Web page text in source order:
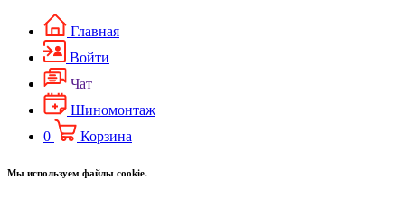
Главная
Войти
Чат
Шиномонтаж
0
Корзина
Мы используем файлы cookie.